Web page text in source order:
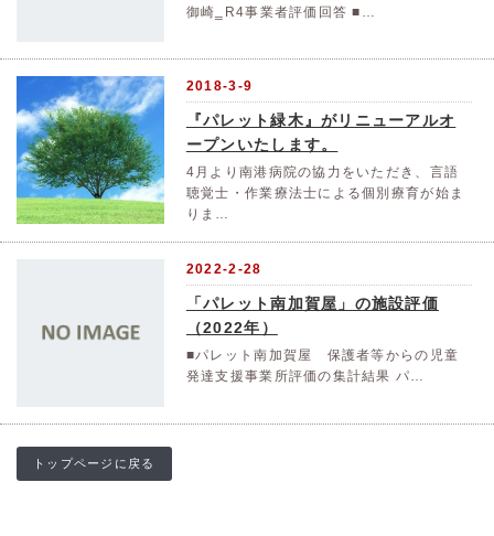
御崎‗R4事業者評価回答 ■…
2018-3-9
『パレット緑木』がリニューアルオ
ープンいたします。
4月より南港病院の協力をいただき、言語
聴覚士・作業療法士による個別療育が始ま
りま…
2022-2-28
「パレット南加賀屋」の施設評価
（2022年）
■パレット南加賀屋 保護者等からの児童
発達支援事業所評価の集計結果 パ…
トップページに戻る